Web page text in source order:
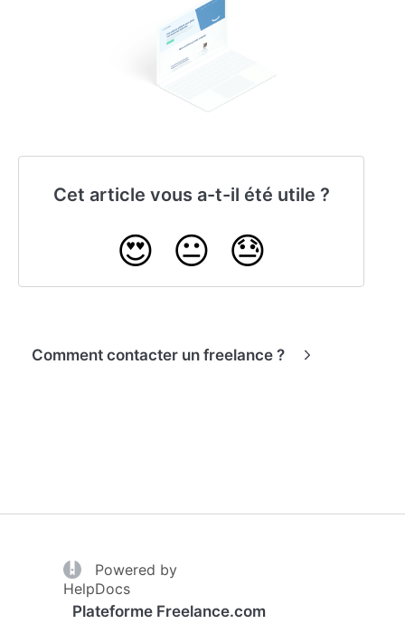
Cet article vous a-t-il été utile ?
😍 😐 😓
Comment contacter un freelance ?
(opens in a new tab)
Powered by
HelpDocs
Plateforme Freelance.com